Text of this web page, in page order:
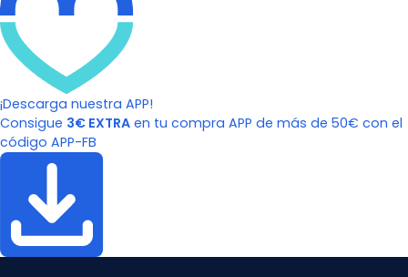
¡Descarga nuestra APP!
Consigue 3€ EXTRA en tu compra APP de más de 50€ con el
código APP-FB